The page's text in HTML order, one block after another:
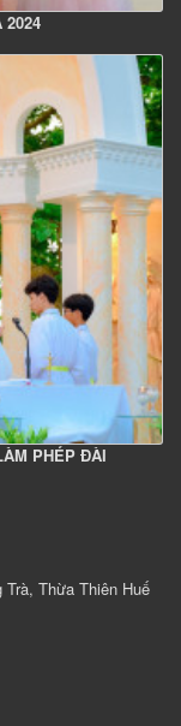
2024
PHÉP ĐÀI
Thừa Thiên Huế